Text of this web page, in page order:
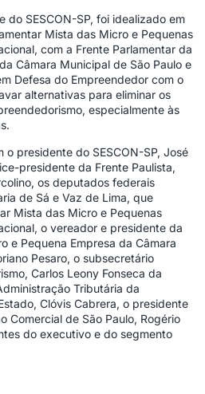
do SESCON-SP, foi idealizado em
Mista das Micro e Pequenas
com a Frente Parlamentar da
Câmara Municipal de São Paulo e
Defesa do Empreendedor com o
alternativas para eliminar os
especialmente às
o presidente do SESCON-SP, José
presidente da Frente Paulista,
os deputados federais
de Sá e Vaz de Lima, que
Mista das Micro e Pequenas
o vereador e presidente da
e Pequena Empresa da Câmara
Pesaro, o subsecretário
Carlos Leony Fonseca da
Tributária da
Clóvis Cabrera, o presidente
Comercial de São Paulo, Rogério
do executivo e do segmento